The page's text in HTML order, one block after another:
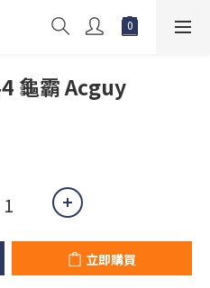
龜霸 Acguy
立即購買